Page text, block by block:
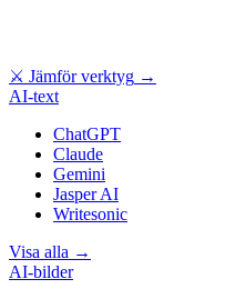
⚔ Jämför verktyg →
AI-text
ChatGPT
Claude
Gemini
Jasper AI
Writesonic
Visa alla →
AI-bilder